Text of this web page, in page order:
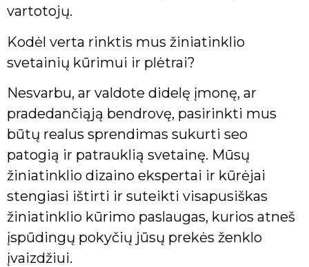
vartotojų.
Kodėl verta rinktis mus žiniatinklio
svetainių kūrimui ir plėtrai?
Nesvarbu, ar valdote didelę įmonę, ar
pradedančiąją bendrovę, pasirinkti mus
būtų realus sprendimas sukurti seo
patogią ir patrauklią svetainę. Mūsų
žiniatinklio dizaino ekspertai ir kūrėjai
stengiasi ištirti ir suteikti visapusiškas
žiniatinklio kūrimo paslaugas, kurios atneš
įspūdingų pokyčių jūsų prekės ženklo
įvaizdžiui.